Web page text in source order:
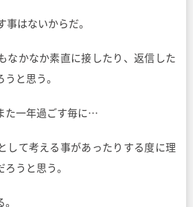
事はないからだ。
なかなか素直に接したり、返信した
うと思う。
た一年過ごす毎に…
して考える事があったりする度に理
うと思う。